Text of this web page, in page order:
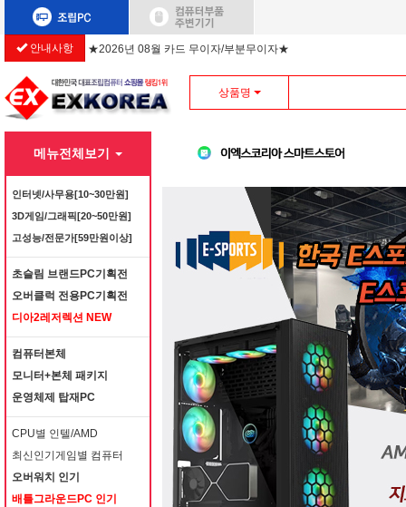
안내사항 ★2026년 08월 카드 무이자/부분무이자★
상품명
메뉴전체보기
인터넷/사무용[10~30만원]
3D게임/그래픽[20~50만원]
고성능/전문가[59만원이상]
초슬림 브랜드PC기획전
오버클럭 전용PC기획전
디아2레저렉션 NEW
컴퓨터본체
모니터+본체 패키지
운영체제 탑재PC
CPU별 인텔/AMD
최신인기게임별 컴퓨터
오버워치 인기
배틀그라운드PC 인기